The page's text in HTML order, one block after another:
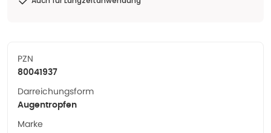
PZN
80041937
Darreichungsform
Augentropfen
Marke